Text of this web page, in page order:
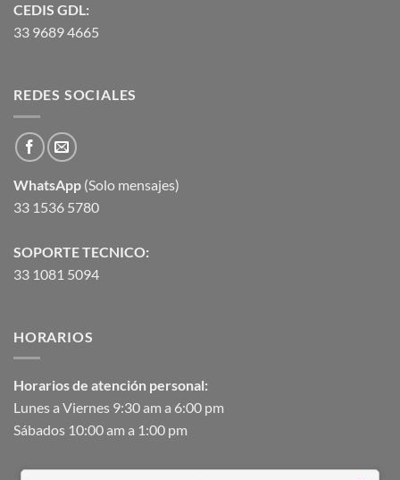
CEDIS GDL:
33 9689 4665
REDES SOCIALES
WhatsApp (Solo mensajes)
33 1536 5780
SOPORTE TECNICO:
33 1081 5094
HORARIOS
Horarios de atención personal:
Lunes a Viernes 9:30 am a 6:00 pm
Sábados 10:00 am a 1:00 pm